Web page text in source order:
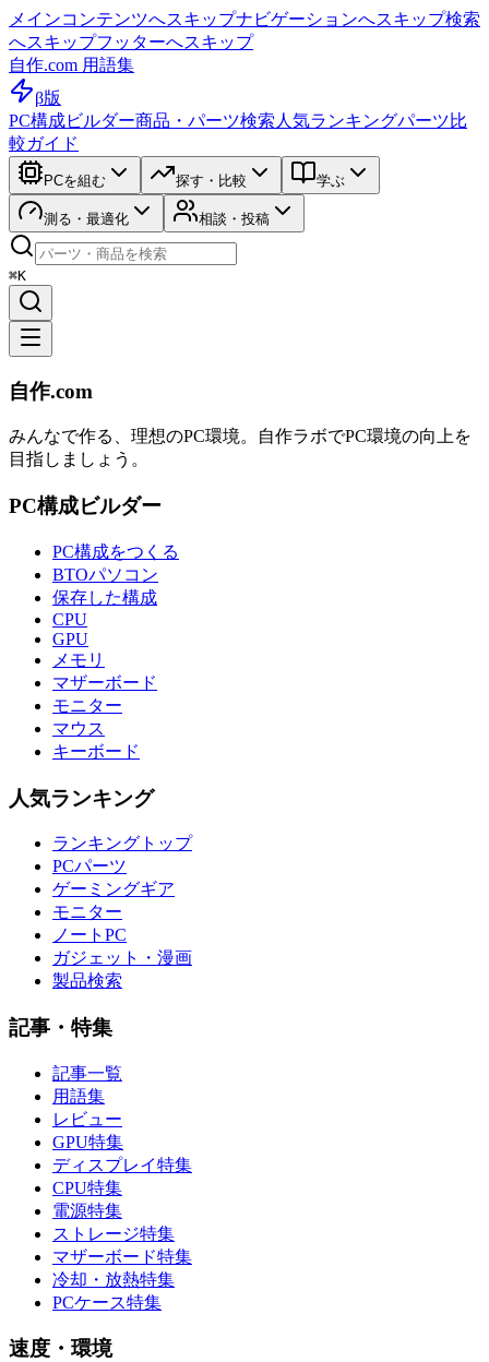
メインコンテンツへスキップナビゲーションへスキップ検索
へスキップフッターへスキップ
自作.com 用語集
β版
PC構成ビルダー商品・パーツ検索 人気ランキングパーツ比
較ガイド
PCを組む 探す・比較 学ぶ
測る・最適化 相談・投稿
⌘K
自作.com
みんなで作る、理想のPC環境。 自作ラボでPC環境の向上を
目指しましょう。
PC構成ビルダー
PC構成をつくる
BTOパソコン
保存した構成
CPU
GPU
メモリ
マザーボード
モニター
マウス
キーボード
人気ランキング
ランキングトップ
PCパーツ
ゲーミングギア
モニター
ノートPC
ガジェット・漫画
製品検索
記事・特集
記事一覧
用語集
レビュー
GPU特集
ディスプレイ特集
CPU特集
電源特集
ストレージ特集
マザーボード特集
冷却・放熱特集
PCケース特集
速度・環境